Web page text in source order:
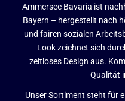
Ammersee Bavaria ist
Bayern – hergestellt nach
und fairen sozialen
Look zeichnet sich
zeitloses Design aus.
Qualität
Unser Sortiment steht für